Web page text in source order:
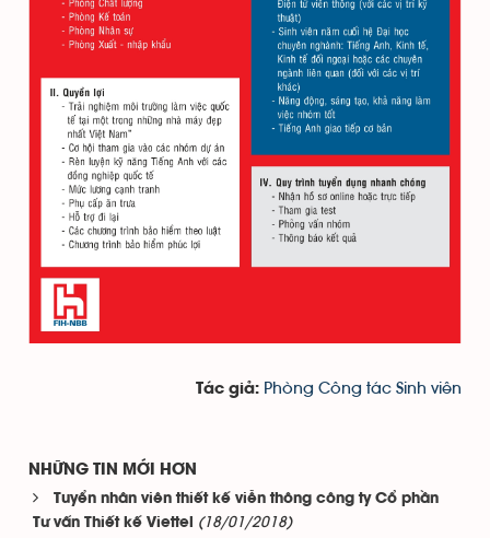
Tác giả: Phòng Công tác Sinh viên
NHỮNG TIN MỚI HƠN
Tuyển nhân viên thiết kế viễn thông công ty Cổ phần
Tư vấn Thiết kế Viettel
(18/01/2018)